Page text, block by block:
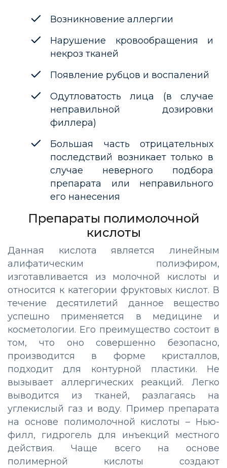
Возникновение аллергии
Нарушение кровообращения и
некроз тканей
Появление рубцов и воспалений
Одутловатость лица (в случае
неправильной дозировки
филлера)
Большая часть отрицательных
последствий возникает только в
случае неверного подбора
препарата или неправильного
его нанесения
Препараты полимолочной
кислоты
Данная кислота является линейным
алифатическим полиэфиром,
изготавливается из молочной кислоты и
относится к категории фруктовых кислот. В
течение десятилетий данное вещество
успешно применяется в медицине и
косметологии. Его преимущество состоит в
том, что оно совершенно безопасно,
производится в форме кристаллов,
подходит для контурной пластики. Не
вызывает аллергических реакций. Легко
выводится из тканей, разлагаясь на
углекислый газ и воду. Пример препарата
на основе полимолочной кислоты – Нью-
филл, гидрогель для инъекций местного
действия. Чаще всего на основе
полимерной кислоты создают